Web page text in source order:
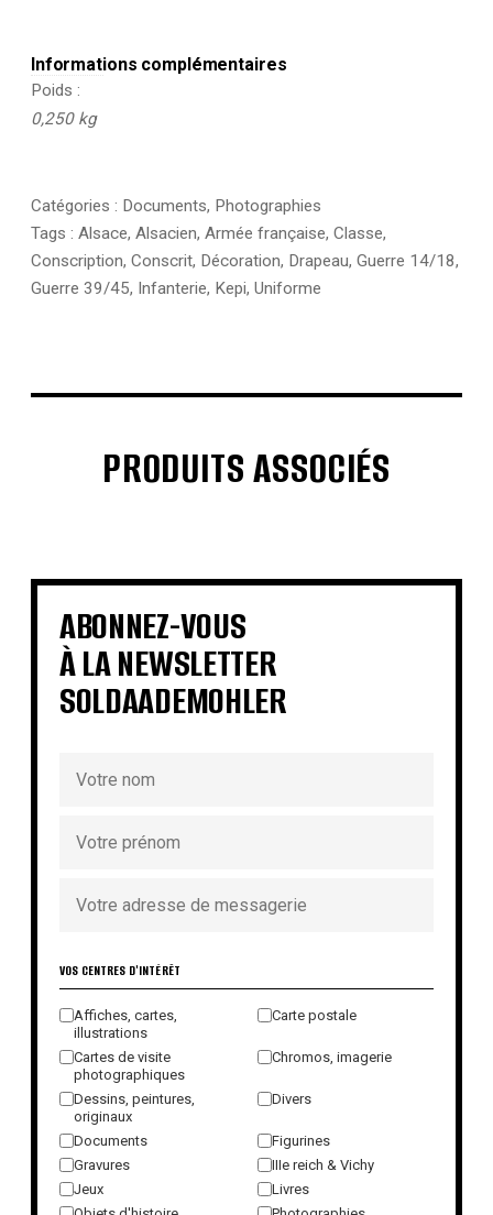
Folklore
Informations complémentaires
Poids
0,250 kg
Catégories : Documents, Photographies
Tags : Alsace, Alsacien, Armée française, Classe,
Conscription, Conscrit, Décoration, Drapeau, Guerre 14/18,
Guerre 39/45, Infanterie, Kepi, Uniforme
PRODUITS ASSOCIÉS
€ €
€ € €
€
ABONNEZ-VOUS
À LA NEWSLETTER
SOLDAADEMOHLER
VOS CENTRES D'INTÉRÊT
Affiches, cartes,
illustrations
Carte postale
Cartes de visite
photographiques
Chromos, imagerie
Dessins, peintures,
originaux
Divers
Documents
Figurines
Gravures
IIIe reich & Vichy
Jeux
Livres